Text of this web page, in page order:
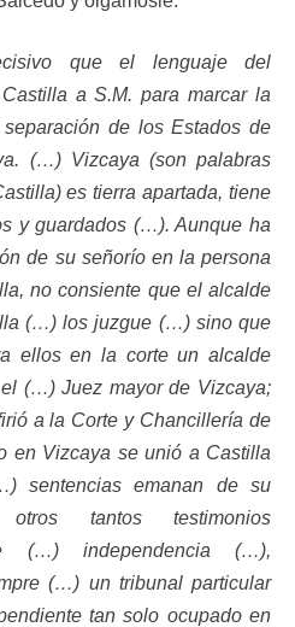
que el lenguaje del
a S.M. para marcar la
de los Estados de
(…) Vizcaya (son palabras
es tierra apartada, tiene
y guardados (…). Aunque ha
de su señorío en la persona
no consiente que el alcalde
(…) los juzgue (…) sino que
ellos en la corte un alcalde
(…) Juez mayor de Vizcaya;
a la Corte y Chancillería de
en Vizcaya se unió a Castilla
sentencias emanan de su
tantos testimonios
(…) independencia (…),
(…) un tribunal particular
tan solo ocupado en